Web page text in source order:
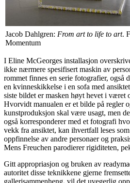
Jacob Dahlgren: From art to life to art.
Momentum
I Eline McGeorges installasjon
ikke nærmere spesifisert maskin av
rommet finnes en serie fotografier, også
en kvinneskikkelse i en sofa med
siste bildet er masken høyt hevet i været
Hvorvidt manualen er et bilde på regler
kunstproduksjon skal være usagt, men
også korresponderer med et fotografi
vekk fra ansiktet, kan ihvertfall leses
oppfinnelse av andre personaer og
Mens Freuchen parodierer rigiditeten,
Gitt appropriasjon og bruken av
autoritet disse teknikkene gjerne
gallerisammenheng, vil det uvegerlig